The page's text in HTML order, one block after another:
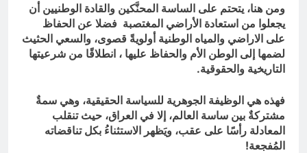
ومن هنا، يتحتم على الساسة المحنَّكين والقادة الوطنيين أن
يجعلوا من استعادة الأراضي المغتصبة فضلا عن الحفاظ
على الاراضي والمياه الوطنية أولويةً قصوى، والسعي الحثيث
لضمها إلى الوطن الأم والحفاظ عليها ، انطلاقًا من شرعيتها
التاريخية والحقوقية.
فهذه هي الوظيفة الجوهرية للسياسة الحقيقية، وهي سمةٌ
مشتركةٌ بين ساسة العالم، إلا في العراق، حيث تنقلب
المعادلة رأسًا على عقب، ويَظهر الاستثناءُ بكل تناقضاته
المُفجعة!